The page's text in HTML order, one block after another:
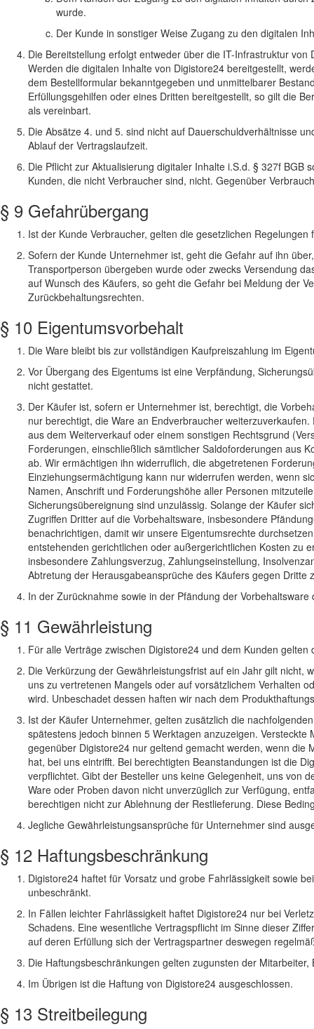
wurde.
Der Kunde in sonstiger Weise Zugang zu den digitalen
Die Bereitstellung erfolgt entweder über die IT-Infrastruktur
Werden die digitalen Inhalte von Digistore24 bereitgestellt,
dem Bestellformular bekanntgegeben und unmittelbarer
Erfüllungsgehilfen oder eines Dritten bereitgestellt, so gilt die
als vereinbart.
Die Absätze 4. und 5. sind nicht auf Dauerschuldverhältnisse
Ablauf der Vertragslaufzeit.
Die Pflicht zur Aktualisierung digitaler Inhalte i.S.d. § 327f BGB
Kunden, die nicht Verbraucher sind, nicht. Gegenüber
§ 9 Gefahrübergang
Ist der Kunde Verbraucher, gelten die gesetzlichen
Sofern der Kunde Unternehmer ist, geht die Gefahr auf ihn
Transportperson übergeben wurde oder zwecks Versendung
auf Wunsch des Käufers, so geht die Gefahr bei Meldung der
Zurückbehaltungsrechten.
§ 10 Eigentumsvorbehalt
Die Ware bleibt bis zur vollständigen Kaufpreiszahlung im
Vor Übergang des Eigentums ist eine Verpfändung,
nicht gestattet.
Der Käufer ist, sofern er Unternehmer ist, berechtigt, die
nur berechtigt, die Ware an Endverbraucher
aus dem Weiterverkauf oder einem sonstigen Rechtsgrund
Forderungen, einschließlich sämtlicher Saldoforderungen aus
ab. Wir ermächtigen ihn widerruflich, die abgetretenen
Einziehungsermächtigung kann nur widerrufen werden, wenn
Namen, Anschrift und Forderungshöhe aller Personen
Sicherungsübereignung sind unzulässig. Solange der Käufer
Zugriffen Dritter auf die Vorbehaltsware, insbesondere
benachrichtigen, damit wir unsere Eigentumsrechte
entstehenden gerichtlichen oder außergerichtlichen Kosten zu
insbesondere Zahlungsverzug, Zahlungseinstellung,
Abtretung der Herausgabeansprüche des Käufers gegen Dritte
In der Zurücknahme sowie in der Pfändung der
§ 11 Gewährleistung
Für alle Verträge zwischen Digistore24 und dem Kunden
Die Verkürzung der Gewährleistungsfrist auf ein Jahr gilt nicht,
uns zu vertretenen Mangels oder auf vorsätzlichem Verhalten
wird. Unbeschadet dessen haften wir nach dem
Ist der Käufer Unternehmer, gelten zusätzlich die
spätestens jedoch binnen 5 Werktagen anzuzeigen.
gegenüber Digistore24 nur geltend gemacht werden, wenn
hat, bei uns eintrifft. Bei berechtigten Beanstandungen ist die
verpflichtet. Gibt der Besteller uns keine Gelegenheit, uns von
Ware oder Proben davon nicht unverzüglich zur Verfügung,
berechtigen nicht zur Ablehnung der Restlieferung. Diese
Jegliche Gewährleistungsansprüche für Unternehmer sind
§ 12 Haftungsbeschränkung
Digistore24 haftet für Vorsatz und grobe Fahrlässigkeit sowie
unbeschränkt.
In Fällen leichter Fahrlässigkeit haftet Digistore24 nur bei
Schadens. Eine wesentliche Vertragspflicht im Sinne dieser
auf deren Erfüllung sich der Vertragspartner deswegen
Die Haftungsbeschränkungen gelten zugunsten der
Im Übrigen ist die Haftung von Digistore24 ausgeschlossen.
§ 13 Streitbeilegung